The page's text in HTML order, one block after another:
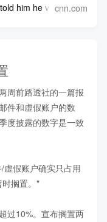
him he violated an NDA
cnn.com
周前路透社的一篇报
件和虚假账户的数
度披露的数字是一致
虚假账户确实只占用
搁置。"
过10%。宣布搁置两